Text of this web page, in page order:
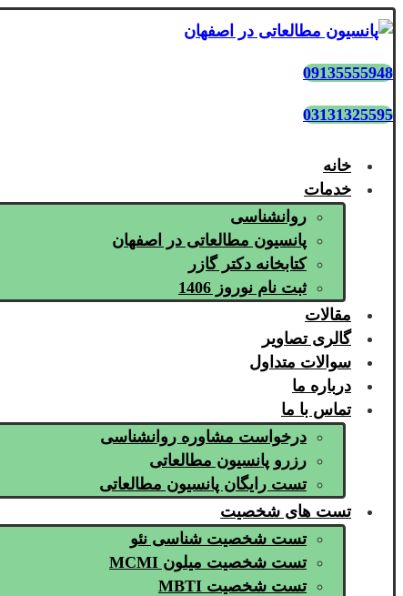
09135555948
03131325595
خانه
خدمات
روانشناسی
پانسیون مطالعاتی در اصفهان
کتابخانه دکتر گازر
ثبت نام نوروز 1406
مقالات
گالری تصاویر
سوالات متداول
درباره ما
تماس با ما
درخواست مشاوره روانشناسی
رزرو پانسیون مطالعاتی
تست رایگان پانسیون مطالعاتی
تست های شخصیت
تست شخصیت شناسی نئو
تست شخصیت میلون MCMI
تست شخصیت MBTI